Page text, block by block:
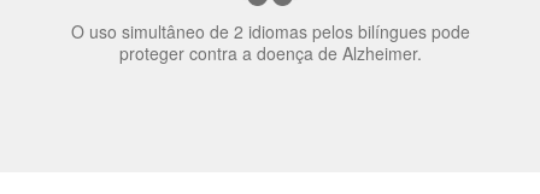
O uso simultâneo de 2 idiomas pelos bilíngues pode
proteger contra a doença de Alzheimer.